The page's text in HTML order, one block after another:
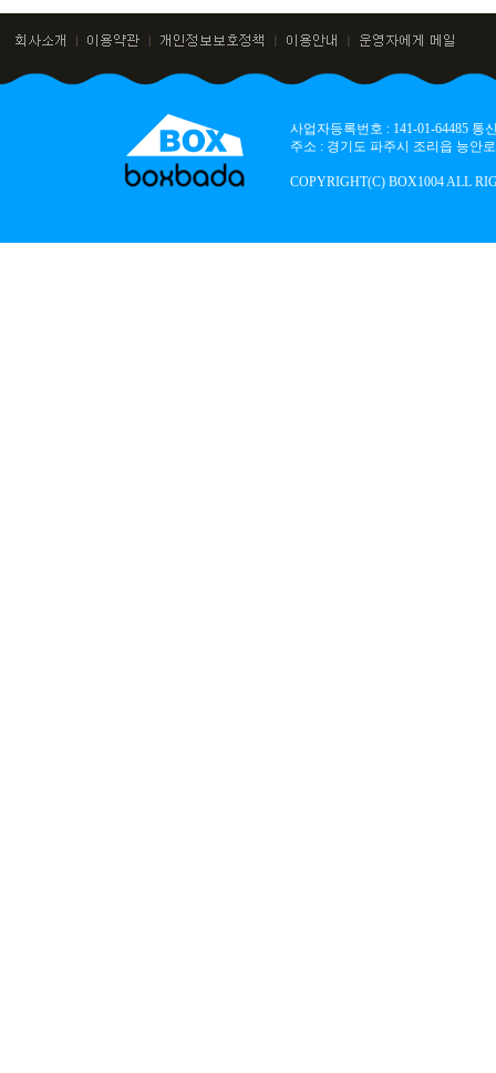
사업자등록번호 : 141-01-64485
주소 : 경기도 파주시 조리읍 능안
COPYRIGHT(C) BOX1004 ALL